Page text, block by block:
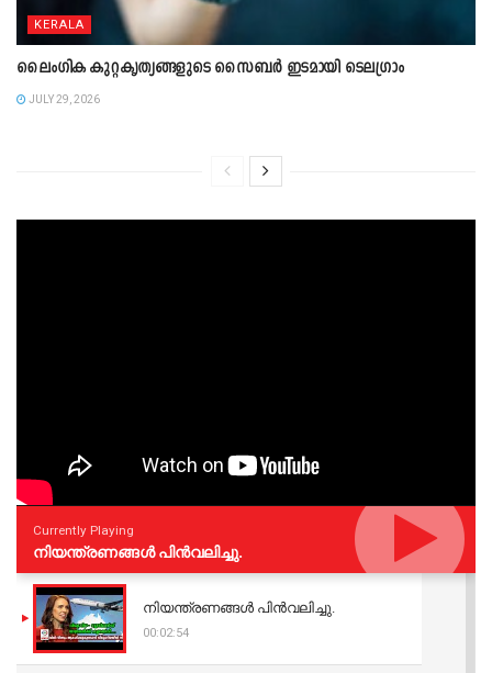
KERALA
ലൈംഗിക കുറ്റകൃത്യങ്ങളുടെ സൈബർ ഇടമായി ടെലഗ്രാം
JULY 29, 2026
Currently Playing
നിയന്ത്രണങ്ങള്‍ പിന്‍വലിച്ചു.
നിയന്ത്രണങ്ങള്‍ പിന്‍വലിച്ചു.
00:02:54